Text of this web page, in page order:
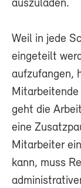
auszuladen.
Weil in jede
eingeteilt
aufzufangen,
geht die
eine
Mitarbeiter
kann, muss